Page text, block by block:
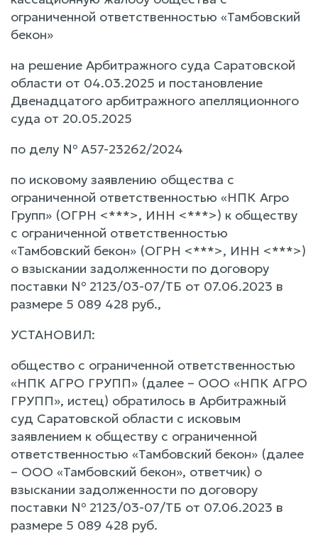
ограниченной ответственностью «Тамбовский
бекон»
на решение Арбитражного суда Саратовской
области от 04.03.2025 и постановление
Двенадцатого арбитражного апелляционного
суда от 20.05.2025
по делу № А57-23262/2024
по исковому заявлению общества с
ограниченной ответственностью «НПК Агро
Групп» (ОГРН <***>, ИНН <***>) к обществу
с ограниченной ответственностью
«Тамбовский бекон» (ОГРН <***>, ИНН <***>)
о взыскании задолженности по договору
поставки № 2123/03-07/ТБ от 07.06.2023 в
размере 5 089 428 руб.,
УСТАНОВИЛ:
общество с ограниченной ответственностью
«НПК АГРО ГРУПП» (далее – ООО «НПК АГРО
ГРУПП», истец) обратилось в Арбитражный
суд Саратовской области с исковым
заявлением к обществу с ограниченной
ответственностью «Тамбовский бекон» (далее
– ООО «Тамбовский бекон», ответчик) о
взыскании задолженности по договору
поставки № 2123/03-07/ТБ от 07.06.2023 в
размере 5 089 428 руб.